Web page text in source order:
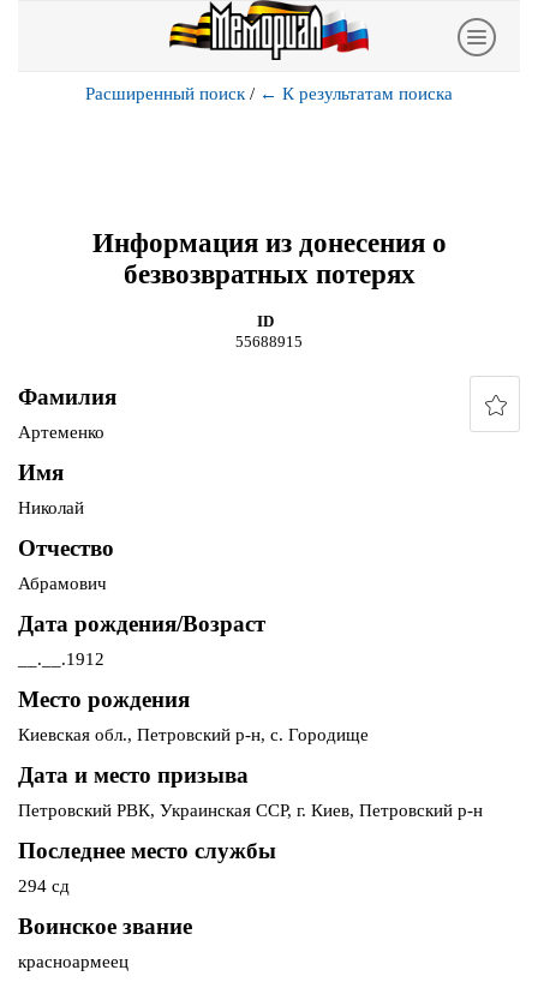
Расширенный поиск / ← К результатам поиска
Информация из донесения о
безвозвратных потерях
ID
55688915
Фамилия
Артеменко
Имя
Николай
Отчество
Абрамович
Дата рождения/Возраст
__.__.1912
Место рождения
Киевская обл., Петровский р-н, с. Городище
Дата и место призыва
Петровский РВК, Украинская ССР, г. Киев, Петровский р-н
Последнее место службы
294 сд
Воинское звание
красноармеец